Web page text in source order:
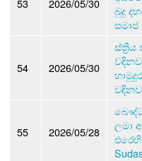
බුදු
54 2026/05/30
55 2026/05/28
ලමා